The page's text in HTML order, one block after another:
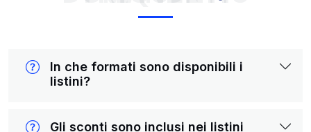
In che formati sono disponibili i
listini?
Gli sconti sono inclusi nei listini